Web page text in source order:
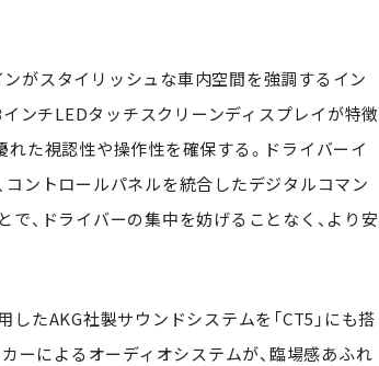
がスタイリッシュな車内空間を強調するイン
ンチLEDタッチスクリーンディスプレイが特徴
た視認性や操作性を確保する。ドライバーイ
コントロールパネルを統合したデジタルコマン
、ドライバーの集中を妨げることなく、より安
たAKG社製サウンドシステムを「CT5」にも搭
ーによるオーディオシステムが、臨場感あふれ